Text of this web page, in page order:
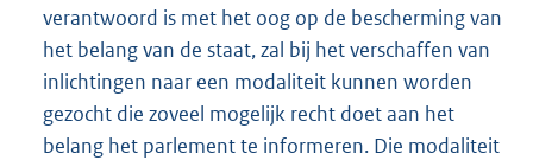
verantwoord is met het oog op de bescherming van
het belang van de staat, zal bij het verschaffen van
inlichtingen naar een modaliteit kunnen worden
gezocht die zoveel mogelijk recht doet aan het
belang het parlement te informeren. Die modaliteit